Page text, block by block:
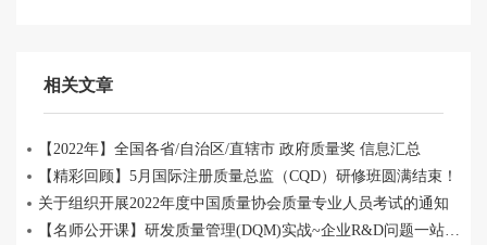
相关文章
【2022年】全国各省/自治区/直辖市 政府质量奖 信息汇总
【精彩回顾】5月国际注册质量总监（CQD）研修班圆满结束！
关于组织开展2022年度中国质量协会质量专业人员考试的通知
【名师公开课】研发质量管理(DQM)实战~企业R&D问题一站式解决！